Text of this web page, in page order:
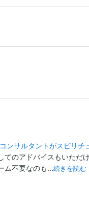
ンサルタントがスピリチ
のアドバイスもいただ
ム不要なのも...続きを読む